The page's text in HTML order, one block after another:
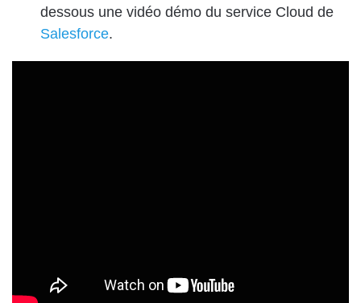
dessous une vidéo démo du service Cloud de
Salesforce.